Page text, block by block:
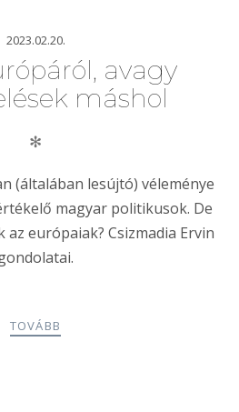
2023.02.20.
avagy
máshol
✻
(általában lesújtó) véleménye
magyar politikusok. De
európaiak? Csizmadia Ervin
TOVÁBB